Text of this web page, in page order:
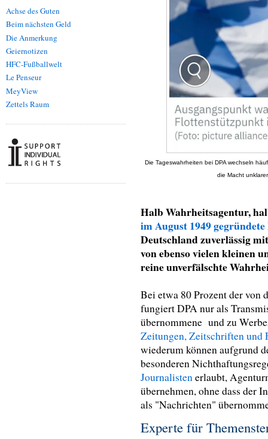
Achse des Guten
Beim nächsten Geld
Die Anmerkung
Geiernotizen
HFC-Fußballwelt
Le Penseur
MeyView
Zettels Raum
Die Tageswahrheiten bei DPA wechseln
die Macht
Halb Wahrheitsagentur,
im August 1949
Deutschland zuverlässig
von ebenso vielen kleinen
reine unverfälschte
Bei etwa 80 Prozent der von
fungiert DPA nur als
übernommene und zu
Zeitungen, Zeitschriften und
wiederum können aufgrund
besonderen
Journalisten erlaubt,
übernehmen, ohne dass der
als "Nachrichten"
Experte für